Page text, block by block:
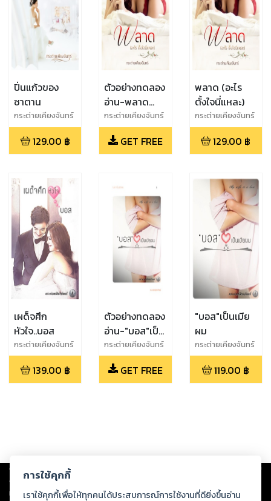
ปิ่นแก้วของ
ซาตาน
กระต่ายเคียงจันทร์
129.00 ฿
ตัวอย่างทดลอง
อ่าน-พลาด
(อะไร ตั้งใจนี่
แหละ)
กระต่ายเคียงจันทร์
GET FREE
พลาด (อะไร
ตั้งใจนี่แหละ)
กระต่ายเคียงจันทร์
129.00 ฿
เผด็จศึก
หัวใจ..บอส
กระต่ายเคียงจันทร์
139.00 ฿
ตัวอย่างทดลอง
อ่าน-"บอส"เป็น
เมียผม
กระต่ายเคียงจันทร์
GET FREE
"บอส"เป็นเมีย
ผม
กระต่ายเคียงจันทร์
119.00 ฿
Copyright © 2026
ต่อผลงานหรือเนื้อหาใดที่อัปโหลดผ่านเว็บไซต์และปรากฏว่าละเมิดสิทธิใน
ทรัพย์สินทางปัญญาของบุคคลอื่นหรือขัดต่อกฎหมายและศีลธรรม ดังนั้น ผู้อ่าน
การใช้คุกกี้
เราใช้คุกกี้เพื่อให้ทุกคนได้ประสบการณ์การใช้งานที่ดียิ่งขึ้นอ่าน